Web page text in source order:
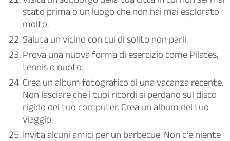
stato prima o un luogo che non hai mai esplorato
molto.
Saluta un vicino con cui di solito non parli.
Prova una nuova forma di esercizio come Pilates,
tennis o nuoto.
Crea un album fotografico di una vacanza recente.
Non lasciare che i tuoi ricordi si perdano sul disco
rigido del tuo computer. Crea un album del tuo
viaggio.
Invita alcuni amici per un barbecue. Non c’è niente